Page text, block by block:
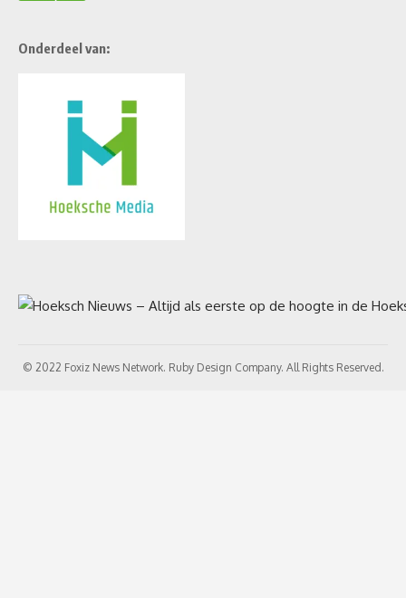
Onderdeel van:
© 2022 Foxiz News Network. Ruby Design Company. All Rights Reserved.